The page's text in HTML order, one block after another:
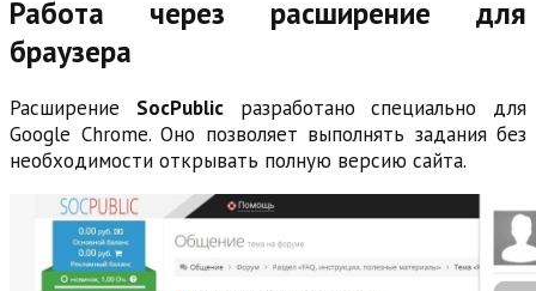
Работа через расширение для
браузера
Расширение SocPublicразработано специально для
Google Chrome. Оно позволяет выполнять задания без
необходимости открывать полную версию сайта.